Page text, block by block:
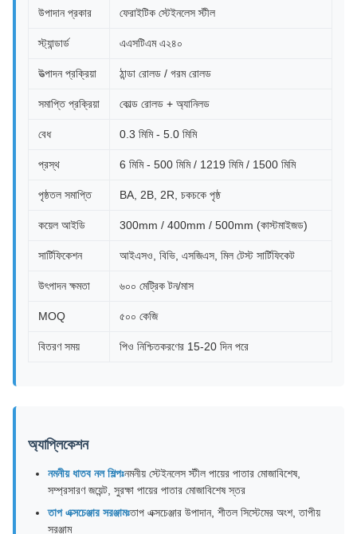
উপাদান প্রকার ফেরাইটিক স্টেইনলেস স্টীল
স্ট্যান্ডার্ড এএসটিএম এ২৪০
উত্পাদন প্রক্রিয়া ঠান্ডা রোলড / গরম রোলড
সমাপ্তি প্রক্রিয়া কোল্ড রোলড + অ্যানিলড
বেধ 0.3 মিমি - 5.0 মিমি
প্রস্থ 6 মিমি - 500 মিমি / 1219 মিমি / 1500 মিমি
পৃষ্ঠতল সমাপ্তি BA, 2B, 2R, চকচকে পৃষ্ঠ
কয়েল আইডি 300mm / 400mm / 500mm (কাস্টমাইজড)
সার্টিফিকেশন আইএসও, বিভি, এসজিএস, মিল টেস্ট সার্টিফিকেট
উৎপাদন ক্ষমতা ৬০০ মেট্রিক টন/মাস
MOQ ৫০০ কেজি
বিতরণ সময় পিও নিশ্চিতকরণের 15-20 দিন পরে
অ্যাপ্লিকেশন
নমনীয় ধাতব নল শিল্পঃনমনীয় স্টেইনলেস স্টীল পায়ের পাতার মোজাবিশেষ,
সম্প্রসারণ জয়েন্ট, সুরক্ষা পায়ের পাতার মোজাবিশেষ স্তর
তাপ এক্সচেঞ্জার সরঞ্জামঃতাপ এক্সচেঞ্জার উপাদান, শীতল সিস্টেমের অংশ, তাপীয়
সরঞ্জাম